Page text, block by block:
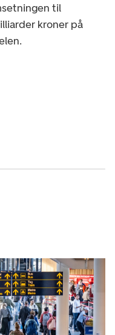
til
kroner på